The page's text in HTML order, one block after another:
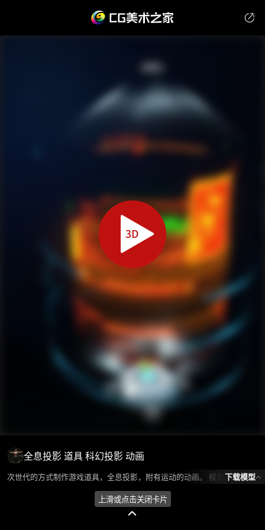
全息投影 道具 科幻投影 动画
次世代的方式制作游戏道具，全息投影，附有运动的动画。 模型所属分类为“展厅/舞美类-展厅/展台”，模型风格为科技风,现代，模型ID为101382，本模型由设计师 Huan环 在2024-08-21 19:01:34上传，含.fbx，.gltf，.max(3dsMax)相关源文件下载格式，点数为3898，面数为1544，材质数为4，贴图数为3，CG美术之家持续为您更新与数字孪生、影视动画和游戏VR等相关优质资源。
下载模型
上滑或点击关闭卡片